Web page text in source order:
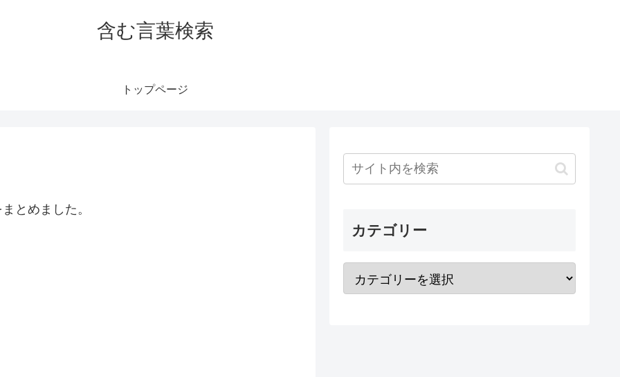
含む言葉検索
トップページ
とめました。
カテゴリー